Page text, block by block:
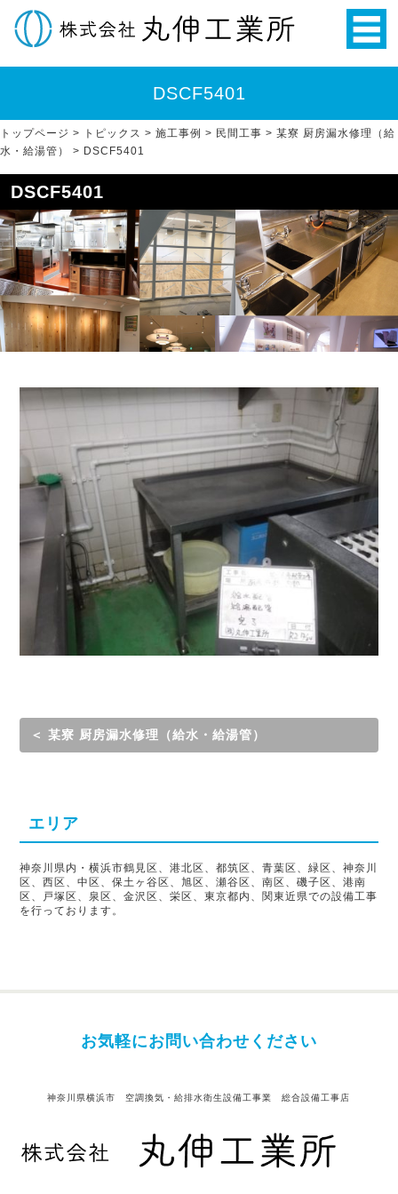
DSCF5401
トップページ > トピックス > 施工事例 > 民間工事 > 某寮 厨房漏水修理（給
水・給湯管）
> DSCF5401
DSCF5401
＜ 某寮 厨房漏水修理（給水・給湯管）
エリア
神奈川県内・横浜市鶴見区、港北区、都筑区、青葉区、緑区、神奈川
区、西区、中区、保土ヶ谷区、旭区、瀬谷区、南区、磯子区、港南
区、戸塚区、泉区、金沢区、栄区、東京都内、関東近県での設備工事
を行っております。
お気軽にお問い合わせください
神奈川県横浜市 空調換気・給排水衛生設備工事業 総合設備工事店